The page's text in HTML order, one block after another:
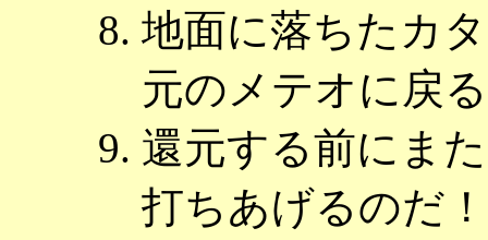
地面に落ちたカ
元のメテオに戻
還元する前にま
打ちあげるのだ！